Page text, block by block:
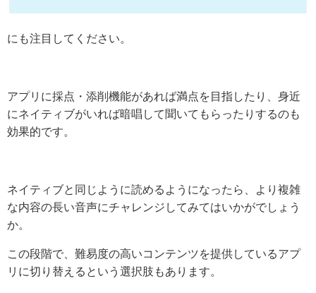
にも注目してください。
アプリに採点・添削機能があれば満点を目指したり、身近
にネイティブがいれば暗唱して聞いてもらったりするのも
効果的です。
ネイティブと同じように読めるようになったら、より複雑
な内容の長い音声にチャレンジしてみてはいかがでしょう
か。
この段階で、難易度の高いコンテンツを提供しているアプ
リに切り替えるという選択肢もあります。